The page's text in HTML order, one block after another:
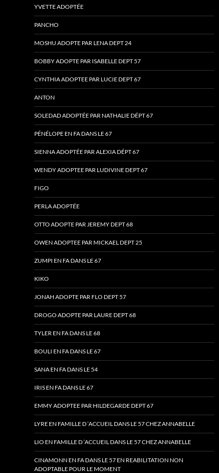
YVETTE ADOPTÉE
PANCHO
MOSHU ADOPTE PAR LENA DEPT 24
BOBBY ADOPTE PAR ISABELLE DEPT 57
CYNTHIA ADOPTEE PAR LUCIE DEPT 67
ANTON
SOLEDAD ADOPTÉE PAR NATHALIE DÉPT 67
PÉNÉLOPE EN FA DANS LE 67
SIENNA ADOPTÉE PAR ALEXIA DÉPT 67
WENDY ADOPTEE PAR LUDIVINE DEPT 67
FIGO
PERLA ADOPTÉE
OTTO ADOPTE PAR JEREMY DEPT 68
OWEN ADOPTEE PAR MICKAEL DEPT 25
ZUMPI EN FA DANS LE 67
KIKO
JONAH ADOPTE PAR FLO DEPT 57
DROGO ADOPTE PAR LAURE DEPT 68
TYLER EN FA DANS LE 68
BOULI EN FA DANS LE 67
SANA EN FA DANS LE 54
IRIS EN FA DANS LE 67
EMMY ADOPTEE PAR HILDEGARDE DEPT 67
LYRE EN FAMILLE D ‘ACCUEIL DANS LE 57 CHEZ ANNABELLE
LIO EN FAMILLE D ‘ACCUEIL DANS LE 57 CHEZ ANNABELLE
CINAMONN EN FA DANS LE 57 EN REABILITATION NON
ADOPTABLE POUR LE MOMENT